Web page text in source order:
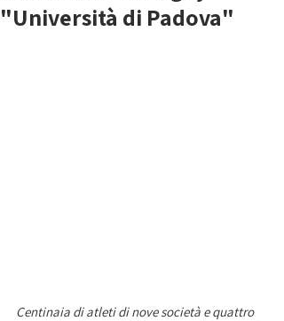
"Università di Padova"
Centinaia di atleti di nove società e quattro